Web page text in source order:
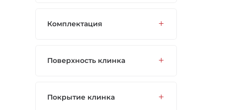
Комплектация
Поверхность клинка
Покрытие клинка